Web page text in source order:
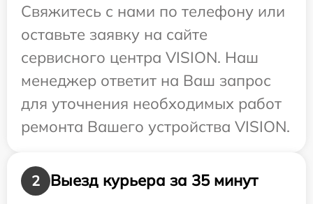
Свяжитесь с нами по телефону или
оставьте заявку на сайте
сервисного центра VISION. Наш
менеджер ответит на Ваш запрос
для уточнения необходимых работ
ремонта Вашего устройства VISION.
2 Выезд курьера за 35 минут